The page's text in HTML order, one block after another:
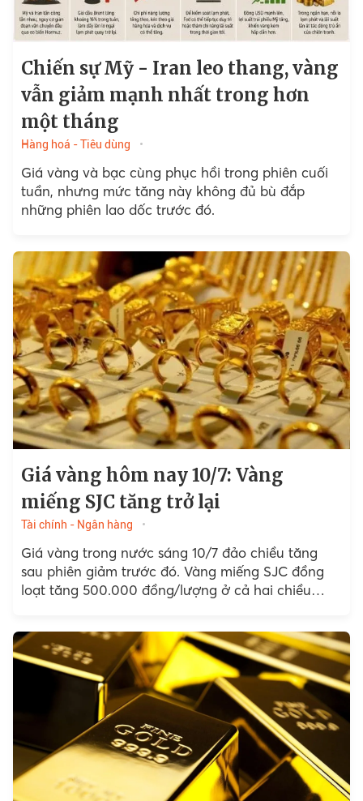
Chiến sự Mỹ - Iran leo thang, vàng
vẫn giảm mạnh nhất trong hơn
một tháng
Hàng hoá - Tiêu dùng
Giá vàng và bạc cùng phục hồi trong phiên cuối
tuần, nhưng mức tăng này không đủ bù đắp
những phiên lao dốc trước đó.
Giá vàng hôm nay 10/7: Vàng
miếng SJC tăng trở lại
Tài chính - Ngân hàng
Giá vàng trong nước sáng 10/7 đảo chiều tăng
sau phiên giảm trước đó. Vàng miếng SJC đồng
loạt tăng 500.000 đồng/lượng ở cả hai chiều…